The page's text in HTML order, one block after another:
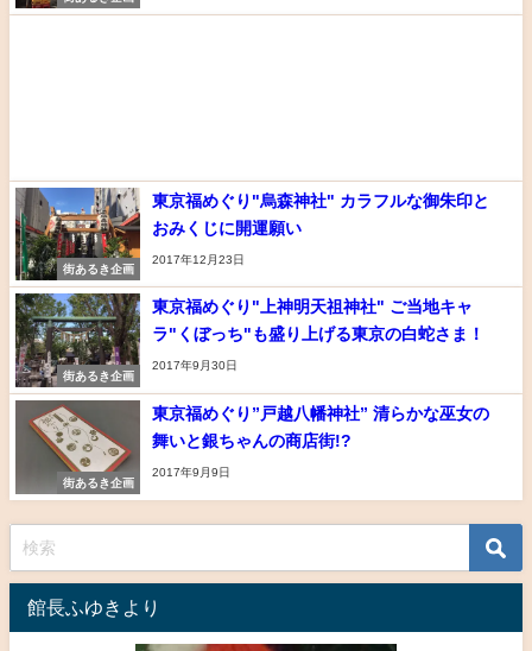
街あるき企画
東京福めぐり"烏森神社" カラフルな御朱印と
おみくじに開運願い
2017年12月23日
街あるき企画
東京福めぐり"上神明天祖神社" ご当地キャ
ラ"くぼっち"も盛り上げる東京の白蛇さま！
2017年9月30日
街あるき企画
東京福めぐり”戸越八幡神社” 清らかな巫女の
舞いと銀ちゃんの商店街!?
2017年9月9日
館長ふゆきより